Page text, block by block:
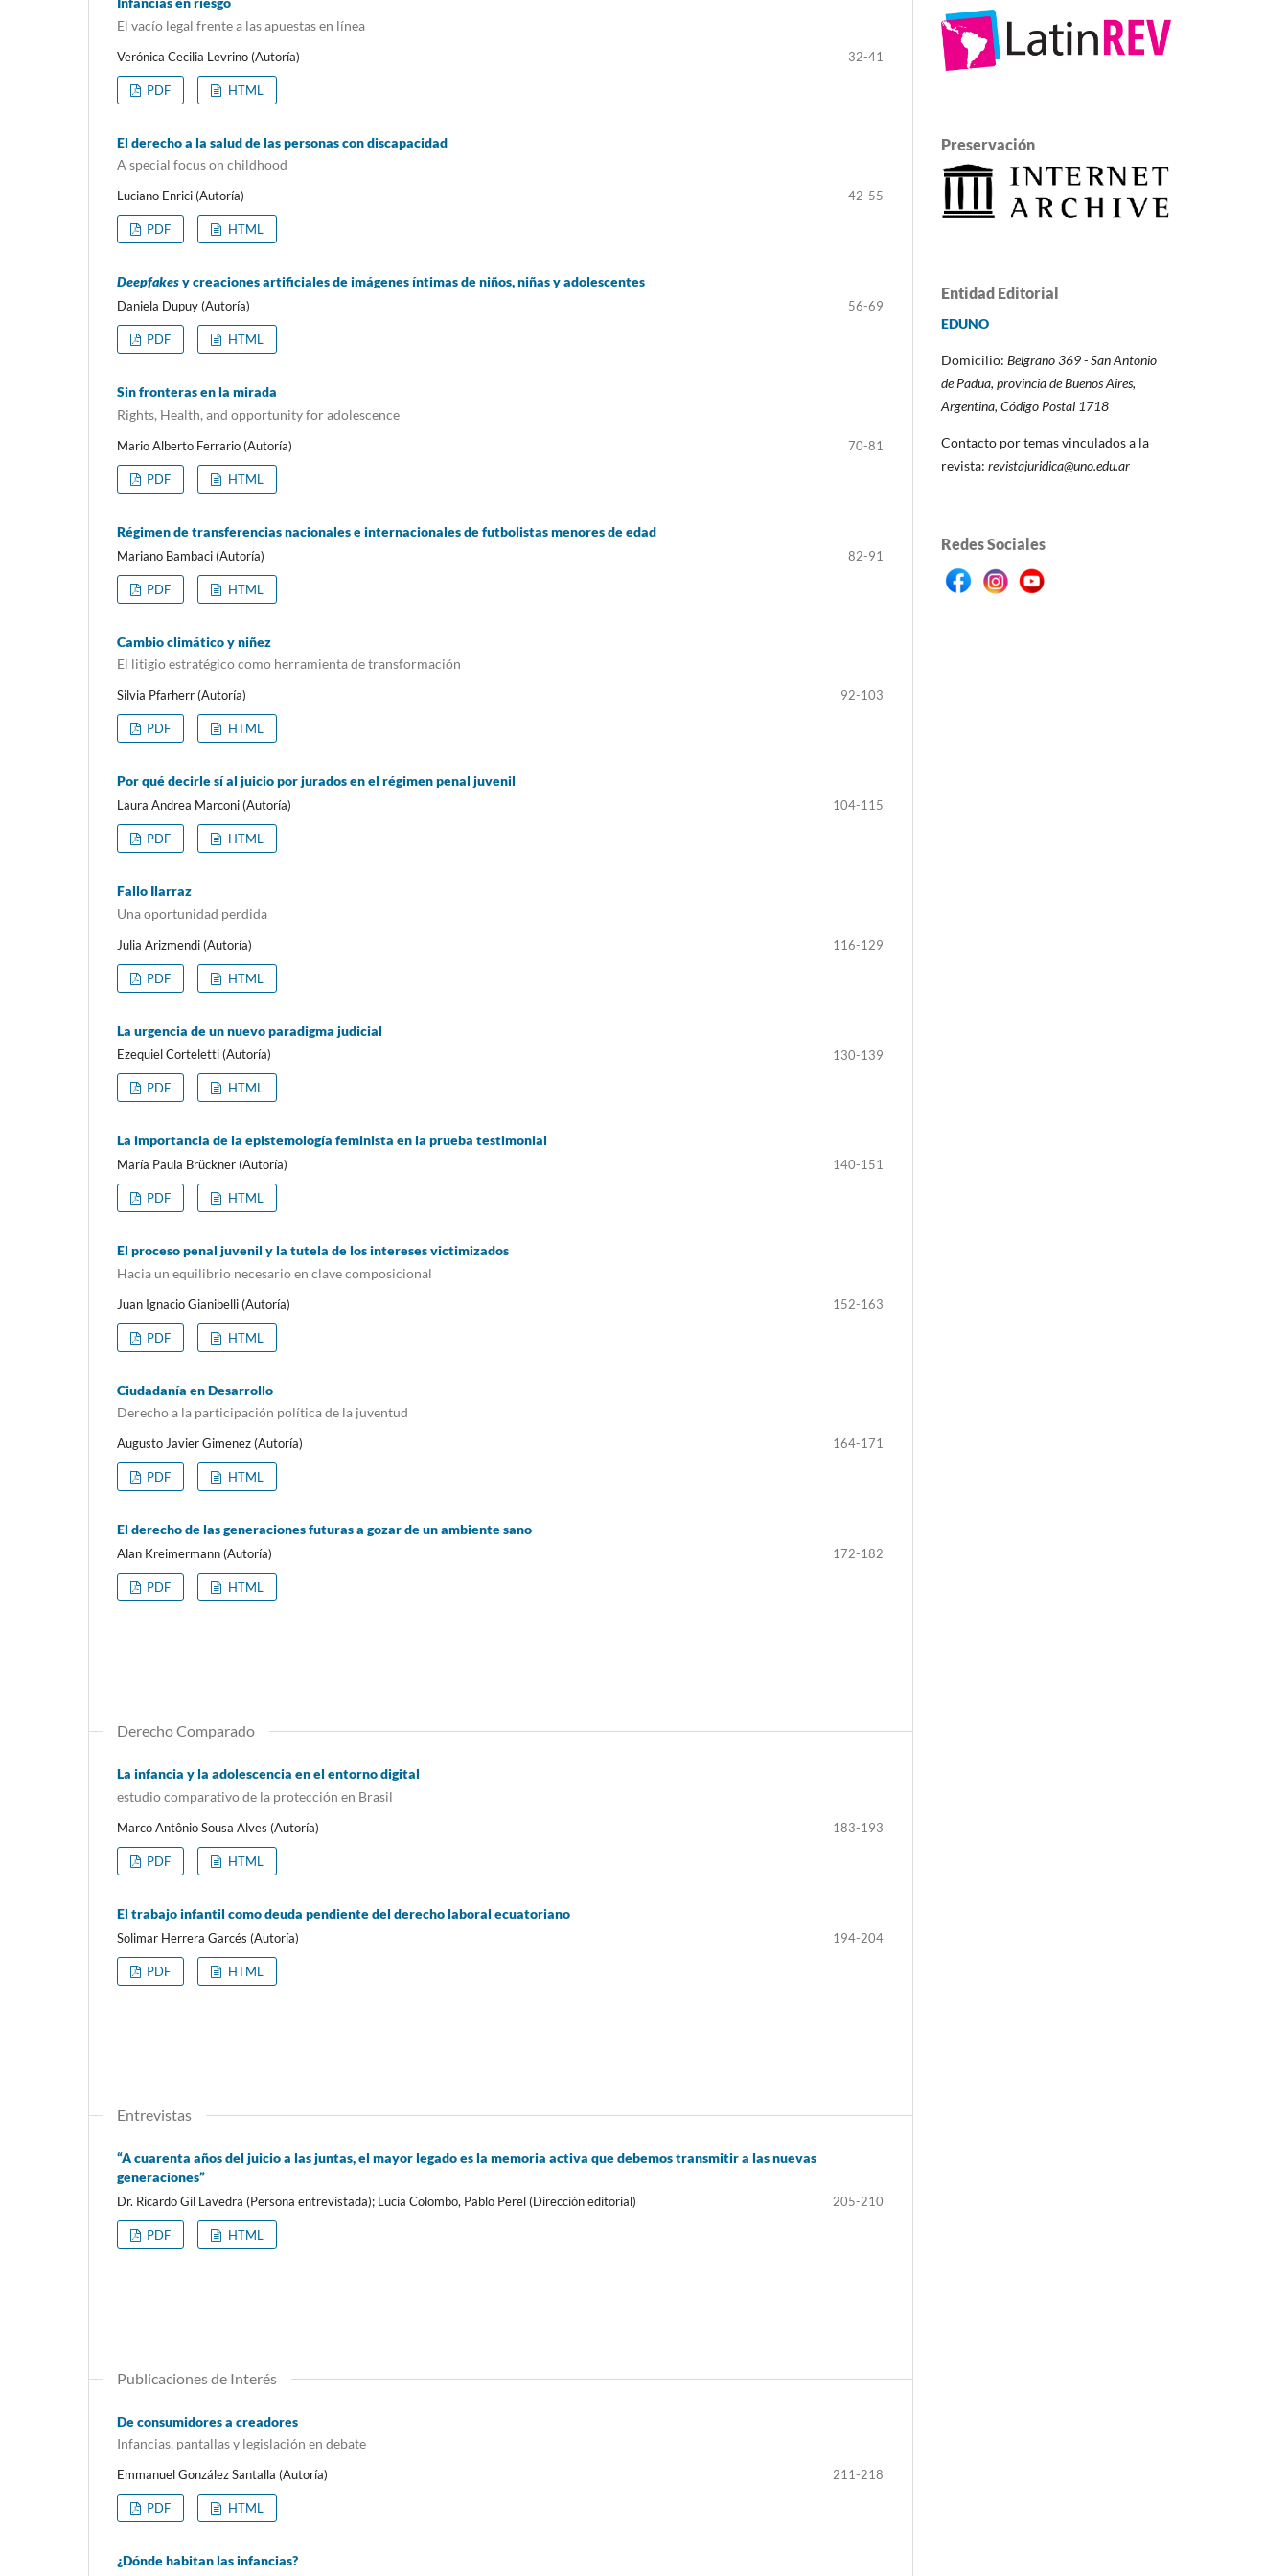
El vacío legal frente a las apuestas en línea
Verónica Cecilia Levrino (Autoría) 32-41
PDF HTML
El derecho a la salud de las personas con discapacidad
A special focus on childhood
Luciano Enrici (Autoría) 42-55
PDF HTML
Deepfakesy creaciones artificiales de imágenes íntimas de niños, niñas y adolescentes
Daniela Dupuy (Autoría) 56-69
PDF HTML
Sin fronteras en la mirada
Rights, Health, and opportunity for adolescence
Mario Alberto Ferrario (Autoría) 70-81
PDF HTML
Régimen de transferencias nacionales e internacionales de futbolistas menores de edad
Mariano Bambaci (Autoría) 82-91
PDF HTML
Cambio climático y niñez
El litigio estratégico como herramienta de transformación
Silvia Pfarherr (Autoría) 92-103
PDF HTML
Por qué decirle sí al juicio por jurados en el régimen penal juvenil
Laura Andrea Marconi (Autoría) 104-115
PDF HTML
Fallo Ilarraz
Una oportunidad perdida
Julia Arizmendi (Autoría) 116-129
PDF HTML
La urgencia de un nuevo paradigma judicial
Ezequiel Corteletti (Autoría) 130-139
PDF HTML
La importancia de la epistemología feminista en la prueba testimonial
María Paula Brückner (Autoría) 140-151
PDF HTML
El proceso penal juvenil y la tutela de los intereses victimizados
Hacia un equilibrio necesario en clave composicional
Juan Ignacio Gianibelli (Autoría) 152-163
PDF HTML
Ciudadanía en Desarrollo
Derecho a la participación política de la juventud
Augusto Javier Gimenez (Autoría) 164-171
PDF HTML
El derecho de las generaciones futuras a gozar de un ambiente sano
Alan Kreimermann (Autoría) 172-182
PDF HTML
Derecho Comparado
La infancia y la adolescencia en el entorno digital
estudio comparativo de la protección en Brasil
Marco Antônio Sousa Alves (Autoría) 183-193
PDF HTML
El trabajo infantil como deuda pendiente del derecho laboral ecuatoriano
Solimar Herrera Garcés (Autoría) 194-204
PDF HTML
Entrevistas
“A cuarenta años del juicio a las juntas, el mayor legado es la memoria activa que debemos transmitir a las nuevas
generaciones”
Dr. Ricardo Gil Lavedra (Persona entrevistada); Lucía Colombo, Pablo Perel (Dirección editorial) 205-210
PDF HTML
Publicaciones de Interés
De consumidores a creadores
Infancias, pantallas y legislación en debate
Emmanuel González Santalla (Autoría) 211-218
PDF HTML
¿Dónde habitan las infancias?
Preservación
Entidad Editorial
EDUNO
Domicilio: Belgrano 369 - San Antonio
de Padua, provincia de Buenos Aires,
Argentina, Código Postal 1718
Contacto por temas vinculados a la
revista: revistajuridica@uno.edu.ar
Redes Sociales